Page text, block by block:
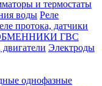
и термостаты
воды Реле
протока, датчики
ГВС
Электроды
однофазные